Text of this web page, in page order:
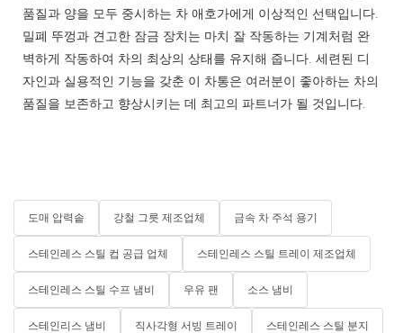
품질과 양을 모두 중시하는 차 애호가에게 이상적인 선택입니다.
밀폐 뚜껑과 견고한 잠금 장치는 마치 잘 작동하는 기계처럼 완
벽하게 작동하여 차의 최상의 상태를 유지해 줍니다. 세련된 디
자인과 실용적인 기능을 갖춘 이 차통은 여러분이 좋아하는 차의
품질을 보존하고 향상시키는 데 최고의 파트너가 될 것입니다.
도매 압력솥 강철 그릇 제조업체 금속 차 주석 용기
스테인레스 스틸 컵 공급 업체 스테인레스 스틸 트레이 제조업체
스테인레스 스틸 수프 냄비 우유 팬 소스 냄비
스테인리스 냄비 직사각형 서빙 트레이 스테인레스 스틸 분지